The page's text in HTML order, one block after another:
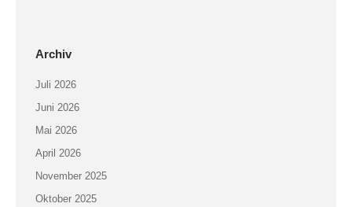
Archiv
Juli 2026
Juni 2026
Mai 2026
April 2026
November 2025
Oktober 2025